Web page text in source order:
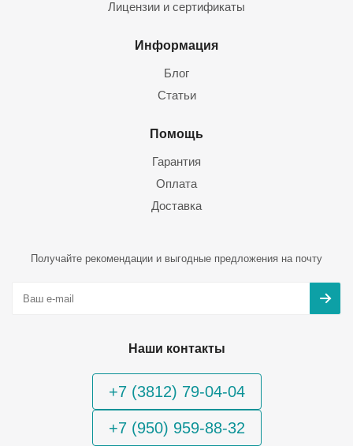
Лицензии и сертификаты
Информация
Блог
Статьи
Помощь
Гарантия
Оплата
Доставка
Получайте рекомендации и выгодные предложения на почту
Наши контакты
+7 (3812) 79-04-04
+7 (950) 959-88-32